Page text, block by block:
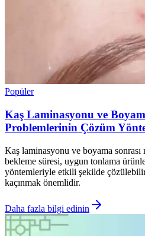
Popüler
Kaş Laminasyonu ve
Problemlerinin Çözüm
Kaş laminasyonu ve boyama
bekleme süresi, uygun tonlama
yöntemleriyle etkili şekilde
kaçınmak önemlidir.
Daha fazla bilgi edinin